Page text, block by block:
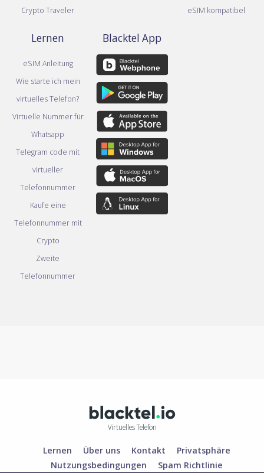
Crypto Traveler
eSIM kompatibel
Lernen
eSIM Anleitung
Wie starte ich mein
virtuelles Telefon?
Virtuelle Nummer für
Whatsapp
Telegram code mit
virtueller
Telefonnummer
Kaufe eine
Telefonnummer mit
Crypto
Zweite
Telefonnummer
Blacktel App
Virtuelles Telefon
Lernen Über uns Kontakt
Privatsphäre
Nutzungsbedingungen
Spam Richtlinie